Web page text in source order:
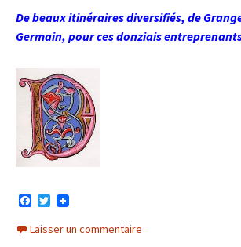
De beaux itinéraires diversifiés, de
Germain, pour ces donziais
c
e
T
i
t
Laisser un commentaire